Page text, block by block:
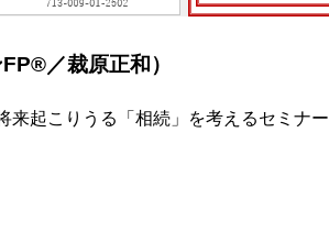
／裁原正和）
起こりうる「相続」を考えるセミナー